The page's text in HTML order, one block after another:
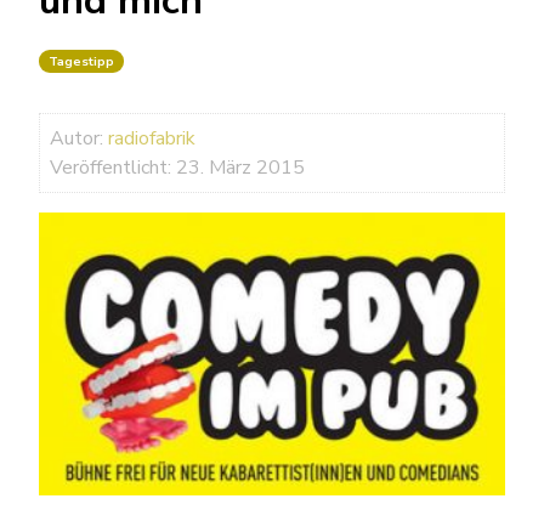
Tagestipp
Autor: radiofabrik
Veröffentlicht: 23. März 2015